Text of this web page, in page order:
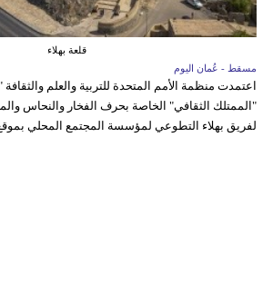
قلعة بهلاء
مسقط - عُمان اليوم
اعتمدت منظمة الأمم المتحدة للتربية والعلم
"الممتلك الثقافي" الخاصة بحرف الفخار والنحاس
لفريق بهلاء التطوعي لمؤسسة المجتمع المحلي بموقع